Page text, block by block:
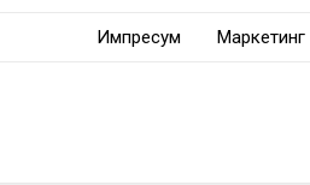
Импресум Маркетинг